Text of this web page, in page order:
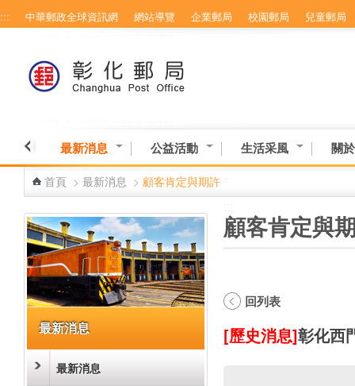
跳到主要內容區塊
::: 中華郵政全球資訊網 網站導覽 企業郵局 校園郵局 兒童郵局
最新消息 公益活動 生活采風 關
首頁 > 最新消息 > 顧客肯定與期許
最新消息
最新消息
顧客肯定與
回列表
[歷史消息]彰化西